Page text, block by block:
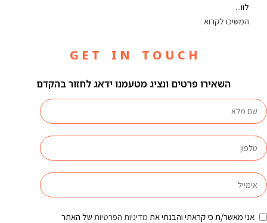
לוו...
המשיכו לקרוא
G E T I N T O U C H
השאירו פרטים ונציג מטעמנו ידאג לחזור בהקדם
אני מאשר/ת כי קראתי והבנתי את מדיניות הפרטיות של האתר